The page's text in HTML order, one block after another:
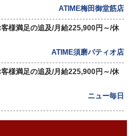
ATIME梅田御堂筋店
様満足の追及/月給225,900円～/休
ATIME須磨パティオ店
様満足の追及/月給225,900円～/休
ニュー毎日